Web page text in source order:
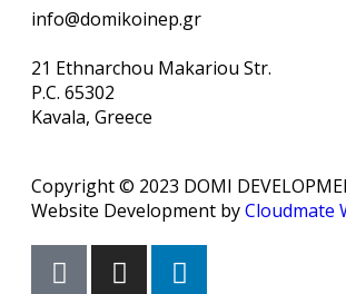
info@domikoinep.gr
21 Ethnarchou Makariou Str.
P.C. 65302
Kavala, Greece
Copyright © 2023 DOMI
Website Development byCloudmate